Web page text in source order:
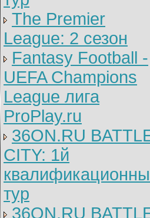
The Premier
League: 2 cезон
Fantasy Football -
UEFA Champions
League лига
ProPlay.ru
36ON.RU
CITY: 1й
тур
36ON.RU